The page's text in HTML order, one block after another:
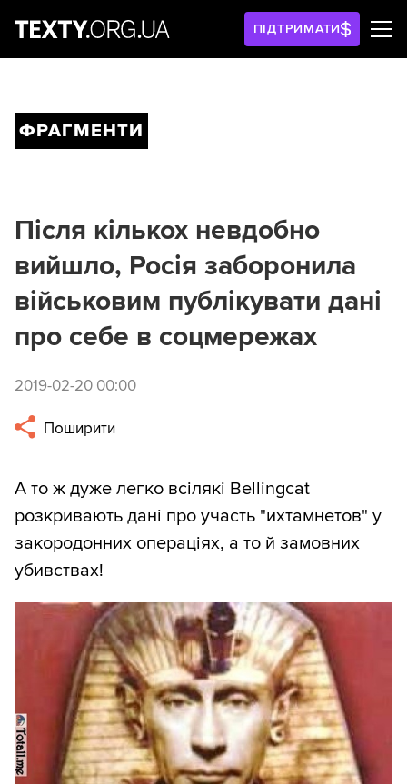
ПІДТРИМАТИ
ФРАГМЕНТИ
Після кількох невдобно
вийшло, Росія заборонила
військовим публікувати дані
про себе в соцмережах
2019-02-20 00:00
Поширити
А то ж дуже легко всілякі Bellingcat
розкривають дані про участь "ихтамнетов" у
закородонних операціях, а то й замовних
убивствах!